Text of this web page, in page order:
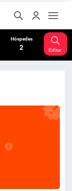
Hóspedes
2 Editar